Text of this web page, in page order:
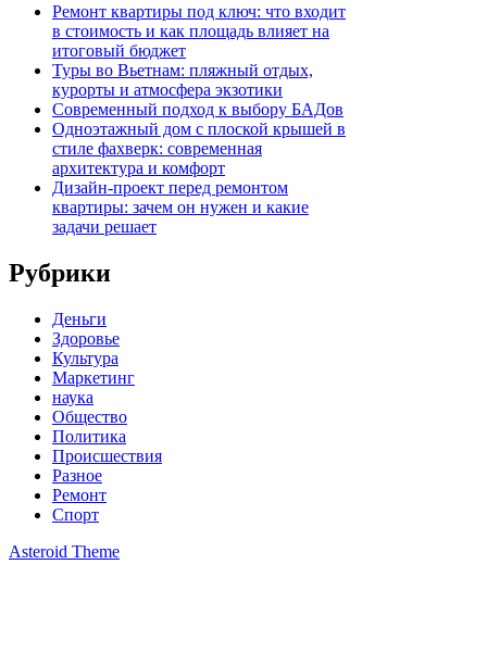
Ремонт квартиры под ключ: что входит
в стоимость и как площадь влияет на
итоговый бюджет
Туры во Вьетнам: пляжный отдых,
курорты и атмосфера экзотики
Современный подход к выбору БАДов
Одноэтажный дом с плоской крышей в
стиле фахверк: современная
архитектура и комфорт
Дизайн-проект перед ремонтом
квартиры: зачем он нужен и какие
задачи решает
Рубрики
Деньги
Здоровье
Культура
Маркетинг
наука
Общество
Политика
Происшествия
Разное
Ремонт
Спорт
Asteroid Theme